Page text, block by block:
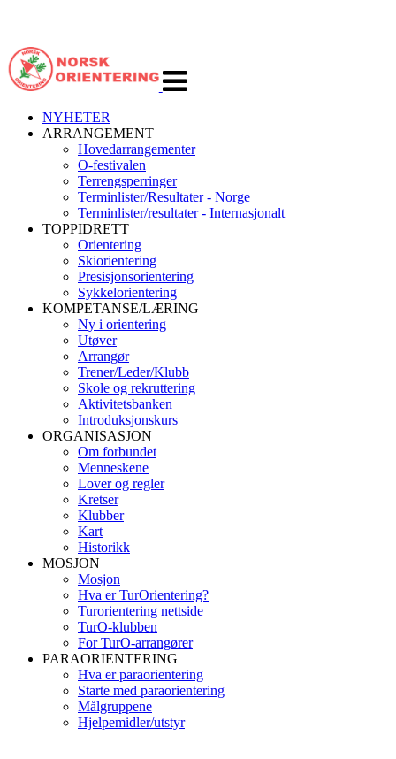
navigasjon
NYHETER
ARRANGEMENT
Hovedarrangementer
O-festivalen
Terrengsperringer
Terminlister/Resultater - Norge
Terminlister/resultater - Internasjonalt
TOPPIDRETT
Orientering
Skiorientering
Presisjonsorientering
Sykkelorientering
KOMPETANSE/LÆRING
Ny i orientering
Utøver
Arrangør
Trener/Leder/Klubb
Skole og rekruttering
Aktivitetsbanken
Introduksjonskurs
ORGANISASJON
Om forbundet
Menneskene
Lover og regler
Kretser
Klubber
Kart
Historikk
MOSJON
Mosjon
Hva er TurOrientering?
Turorientering nettside
TurO-klubben
For TurO-arrangører
PARAORIENTERING
Hva er paraorientering
Starte med paraorientering
Målgruppene
Hjelpemidler/utstyr